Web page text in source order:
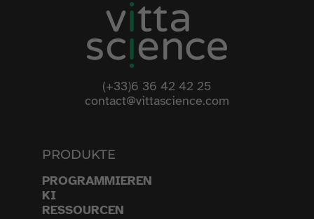
(+33)6 36 42 42 25
contact@vittascience.com
PRODUKTE
PROGRAMMIEREN
KI
RESSOURCEN